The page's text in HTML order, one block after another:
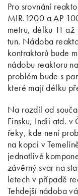
Pro srovnání
MIR.1200 a AP
metru, délku 11
tun. Nádoba
kontraktorů bude
nádobu reaktoru
problém bude s
které mají délku
Na rozdíl od
Finsku, Indii atd. v
řeky, kde není
na kopci v
jednotlivé
závěrný svar na
letech v případě
Tehdejší nádoba